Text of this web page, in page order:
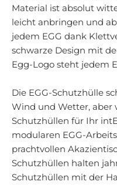
Material ist absolut
leicht anbringen und
jedem EGG dank
schwarze Design mit
Egg-Logo steht jedem
Die EGG-Schutzhülle
Wind und Wetter, aber
Schutzhüllen für Ihr
modularen EGG-
prachtvollen
Schutzhüllen halten
Schutzhüllen mit der